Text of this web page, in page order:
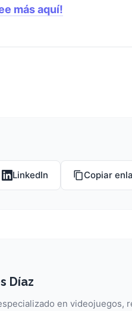
más aquí!
LinkedIn Copiar
Díaz
en videojuegos,